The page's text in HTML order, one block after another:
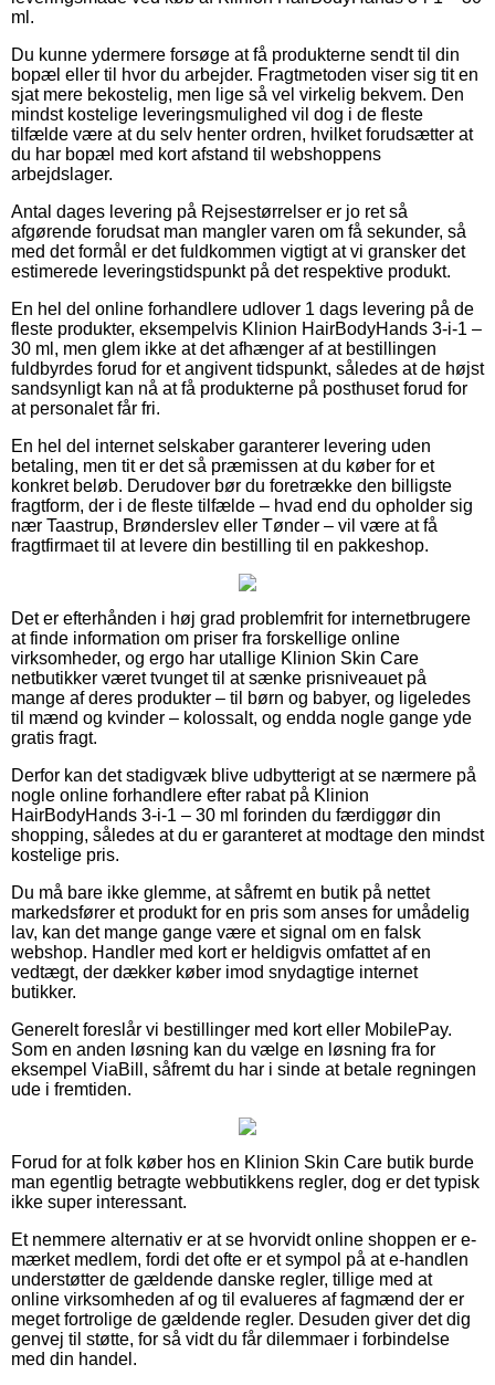
ml.
Du kunne ydermere forsøge at få produkterne sendt til din
bopæl eller til hvor du arbejder. Fragtmetoden viser sig tit en
sjat mere bekostelig, men lige så vel virkelig bekvem. Den
mindst kostelige leveringsmulighed vil dog i de fleste
tilfælde være at du selv henter ordren, hvilket forudsætter at
du har bopæl med kort afstand til webshoppens
arbejdslager.
Antal dages levering på Rejsestørrelser er jo ret så
afgørende forudsat man mangler varen om få sekunder, så
med det formål er det fuldkommen vigtigt at vi gransker det
estimerede leveringstidspunkt på det respektive produkt.
En hel del online forhandlere udlover 1 dags levering på de
fleste produkter, eksempelvis Klinion HairBodyHands 3-i-1 –
30 ml, men glem ikke at det afhænger af at bestillingen
fuldbyrdes forud for et angivent tidspunkt, således at de højst
sandsynligt kan nå at få produkterne på posthuset forud for
at personalet får fri.
En hel del internet selskaber garanterer levering uden
betaling, men tit er det så præmissen at du køber for et
konkret beløb. Derudover bør du foretrække den billigste
fragtform, der i de fleste tilfælde – hvad end du opholder sig
nær Taastrup, Brønderslev eller Tønder – vil være at få
fragtfirmaet til at levere din bestilling til en pakkeshop.
Det er efterhånden i høj grad problemfrit for internetbrugere
at finde information om priser fra forskellige online
virksomheder, og ergo har utallige Klinion Skin Care
netbutikker været tvunget til at sænke prisniveauet på
mange af deres produkter – til børn og babyer, og ligeledes
til mænd og kvinder – kolossalt, og endda nogle gange yde
gratis fragt.
Derfor kan det stadigvæk blive udbytterigt at se nærmere på
nogle online forhandlere efter rabat på Klinion
HairBodyHands 3-i-1 – 30 ml forinden du færdiggør din
shopping, således at du er garanteret at modtage den mindst
kostelige pris.
Du må bare ikke glemme, at såfremt en butik på nettet
markedsfører et produkt for en pris som anses for umådelig
lav, kan det mange gange være et signal om en falsk
webshop. Handler med kort er heldigvis omfattet af en
vedtægt, der dækker køber imod snydagtige internet
butikker.
Generelt foreslår vi bestillinger med kort eller MobilePay.
Som en anden løsning kan du vælge en løsning fra for
eksempel ViaBill, såfremt du har i sinde at betale regningen
ude i fremtiden.
Forud for at folk køber hos en Klinion Skin Care butik burde
man egentlig betragte webbutikkens regler, dog er det typisk
ikke super interessant.
Et nemmere alternativ er at se hvorvidt online shoppen er e-
mærket medlem, fordi det ofte er et sympol på at e-handlen
understøtter de gældende danske regler, tillige med at
online virksomheden af og til evalueres af fagmænd der er
meget fortrolige de gældende regler. Desuden giver det dig
genvej til støtte, for så vidt du får dilemmaer i forbindelse
med din handel.